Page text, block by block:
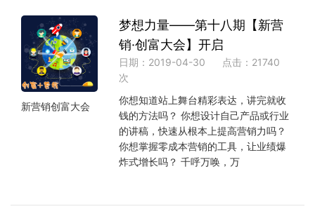
新营销创富大会
梦想力量——第十八期【新营
销·创富大会】开启
日期：2019-04-30
点击：21740
次
你想知道站上舞台精彩表达，讲完就收
钱的方法吗？ 你想设计自己产品或行业
的讲稿，快速从根本上提高营销力吗？
你想掌握零成本营销的工具，让业绩爆
炸式增长吗？ 千呼万唤，万